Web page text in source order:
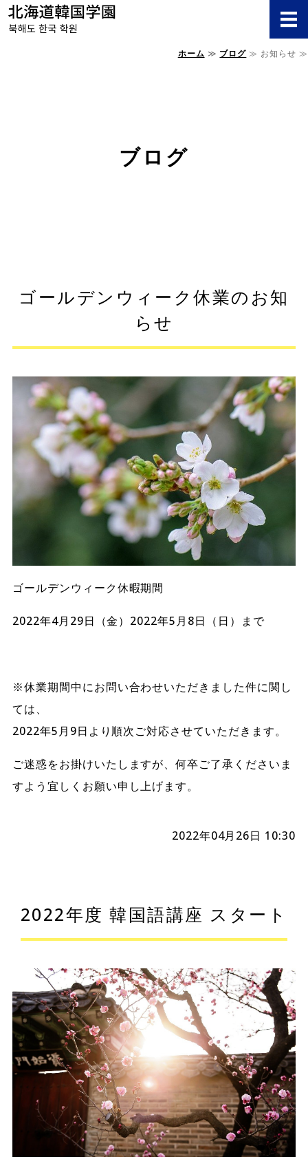
北海道韓国
ホーム ≫ ブログ ≫ お知らせ ≫
ブログ
ゴールデンウィーク休業のお知
らせ
ゴールデンウィーク休暇期間
2022年4月29日（金）2022年5月8日（日）まで
※休業期間中にお問い合わせいただきました件に関し
ては、
2022年5月9日より順次ご対応させていただきます。
ご迷惑をお掛けいたしますが、何卒ご了承くださいま
すよう宜しくお願い申し上げます。
2022年04月26日 10:30
2022年度 韓国語講座 スタート